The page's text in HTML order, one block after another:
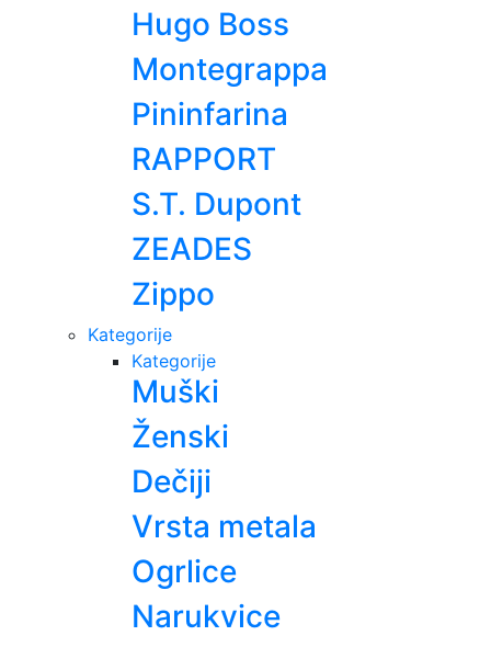
Hugo Boss
Montegrappa
Pininfarina
RAPPORT
S.T. Dupont
ZEADES
Zippo
Kategorije
Kategorije
Muški
Ženski
Dečiji
Vrsta metala
Ogrlice
Narukvice